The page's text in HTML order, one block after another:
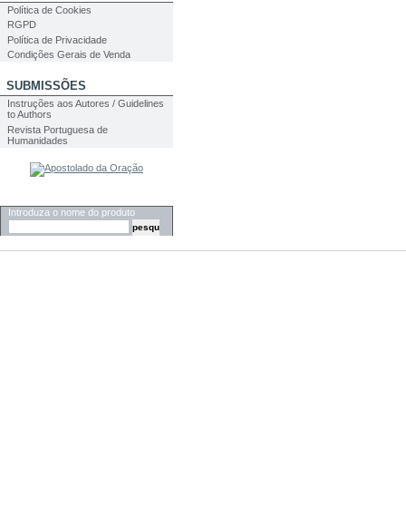
Política de Cookies
RGPD
Política de Privacidade
Condições Gerais de Venda
SUBMISSÕES
Instruções aos Autores / Guidelines
to Authors
Revista Portuguesa de
Humanidades
Introduza o nome do produto